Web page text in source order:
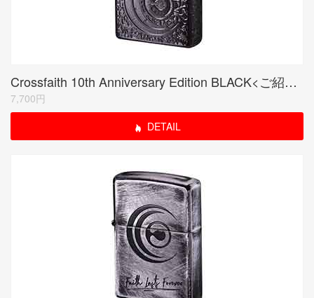
Crossfaith 10th Anniversary Edition BLACK<ご紹介のみ商品>
7,700円
DETAIL